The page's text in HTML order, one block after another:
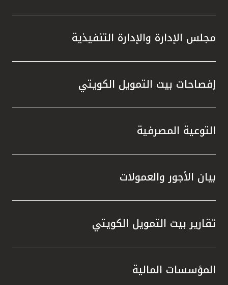
مجلس الإدارة والإدارة التنفيذية
إفصاحات بيت التمويل الكويتي
التوعية المصرفية
بيان الأجور والعمولات
تقارير بيت التمويل الكويتي
المؤسسات المالية